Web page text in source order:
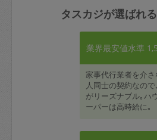
タスカジが選ばれ
業界最安値水準
家事代行業者を介
人同士の契約なので
がリーズナブル｡ハ
ーパーは高時給に｡